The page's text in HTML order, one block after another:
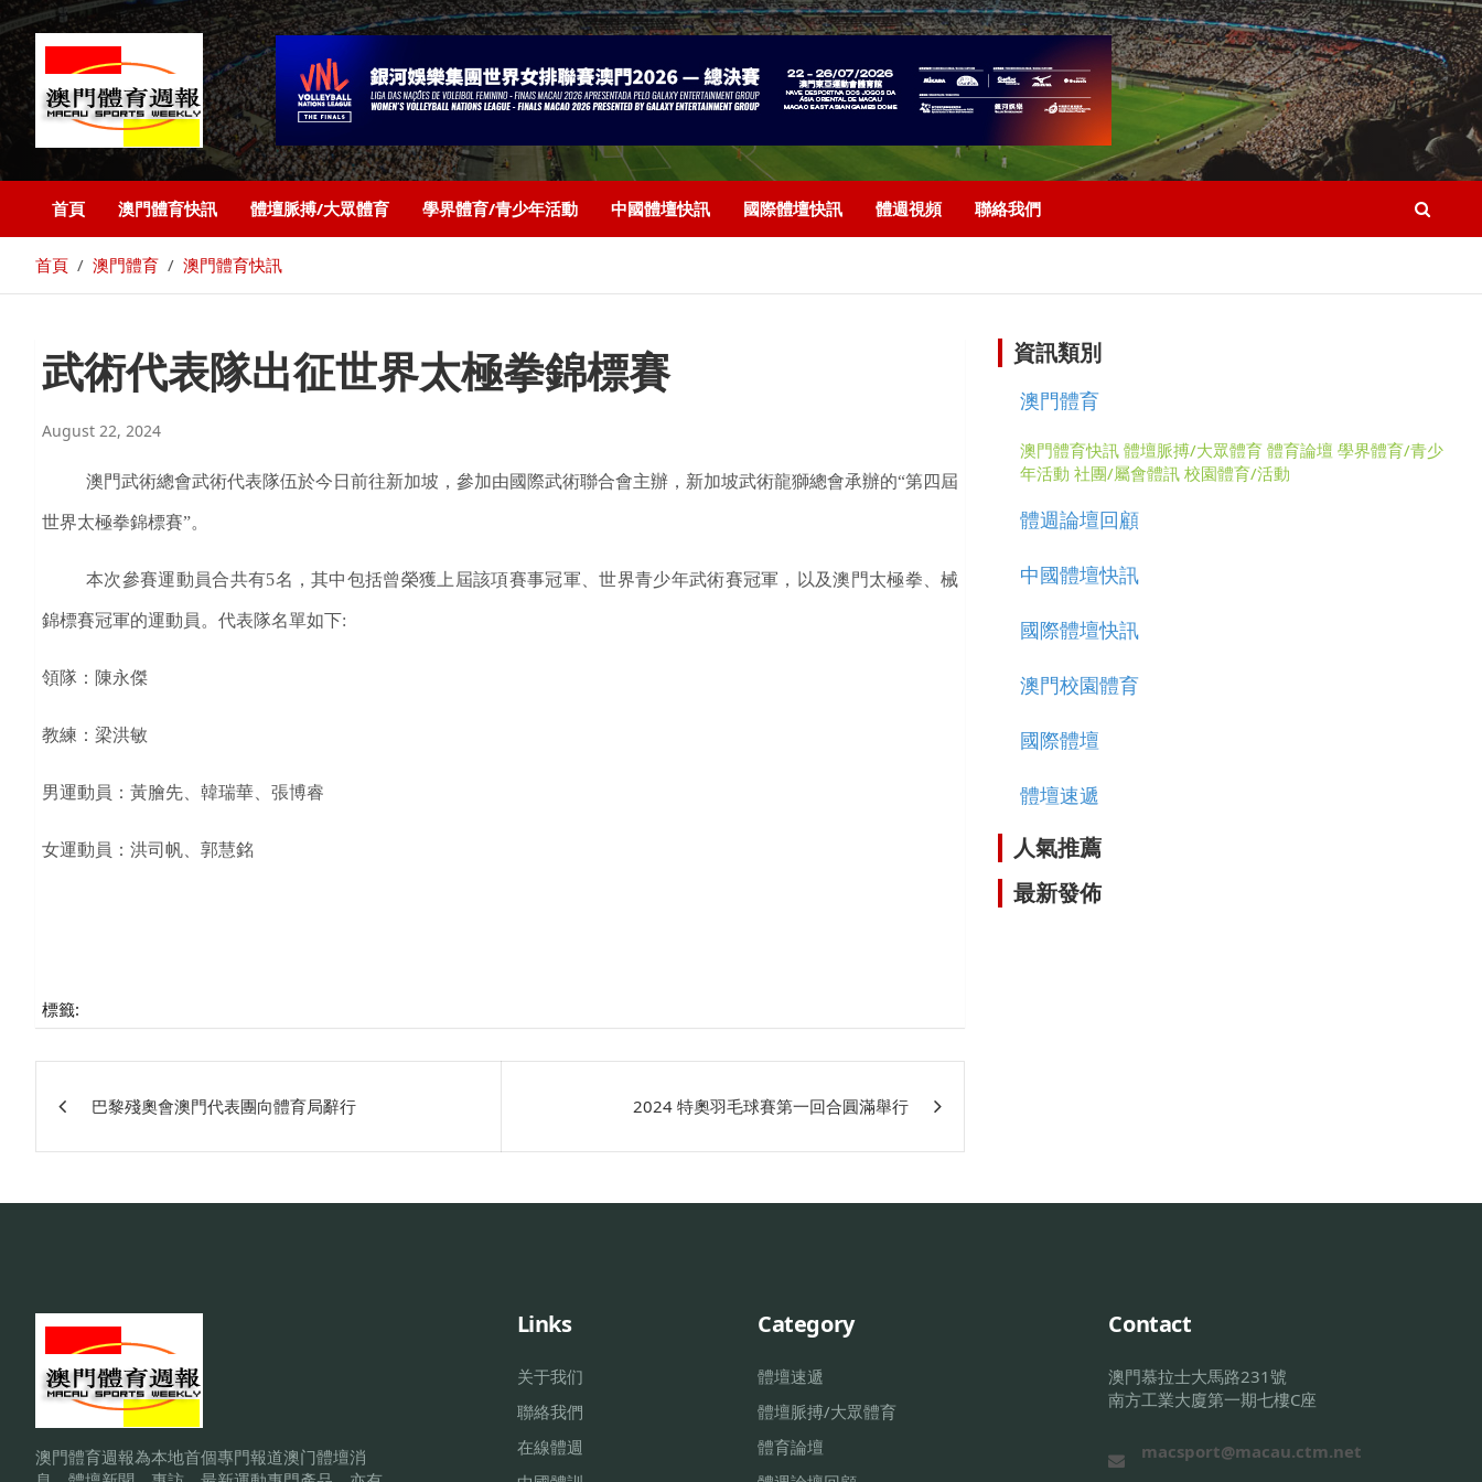
首頁 澳門體育快訊 體壇脈搏/大眾體育 學界體育/青少年活動 中國體壇快訊 國際體壇快訊 體週視頻 聯絡我們
首頁 澳門體育 澳門體育快訊
武術代表隊出征世界太極拳錦標賽
August 22, 2024
澳門武術總會武術代表隊伍於今日前往新加坡，參加由國際武術聯合會主辦，新加坡武術龍獅總會承辦的“第四屆
世界太極拳錦標賽”。
本次參賽運動員合共有5名，其中包括曾榮獲上屆該項賽事冠軍、世界青少年武術賽冠軍，以及澳門太極拳、械
錦標賽冠軍的運動員。代表隊名單如下:
領隊：陳永傑
教練：梁洪敏
男運動員：黃膾先、韓瑞華、張博睿
女運動員：洪司帆、郭慧銘
標籤:
章
關
巴黎殘奧會澳門代表團向體育局辭行 2024 特奧羽毛球賽第一回合圓滿舉行
資訊類別
澳門體育
澳門體育快訊 體壇脈搏/大眾體育 體育論壇 學界體育/青少
年活動 社團/屬會體訊 校園體育/活動
體週論壇回顧
中國體壇快訊
國際體壇快訊
澳門校園體育
國際體壇
體壇速遞
人氣推薦
最新發佈
澳門體育週報為本地首個專門報道澳门體壇消
Links
关于我们
聯絡我們
在線體週
Category
體壇速遞
體壇脈搏/大眾體育
體育論壇
Contact
澳門慕拉士大馬路231號
南方工業大廈第一期七樓C座
macsport@macau.ctm.net